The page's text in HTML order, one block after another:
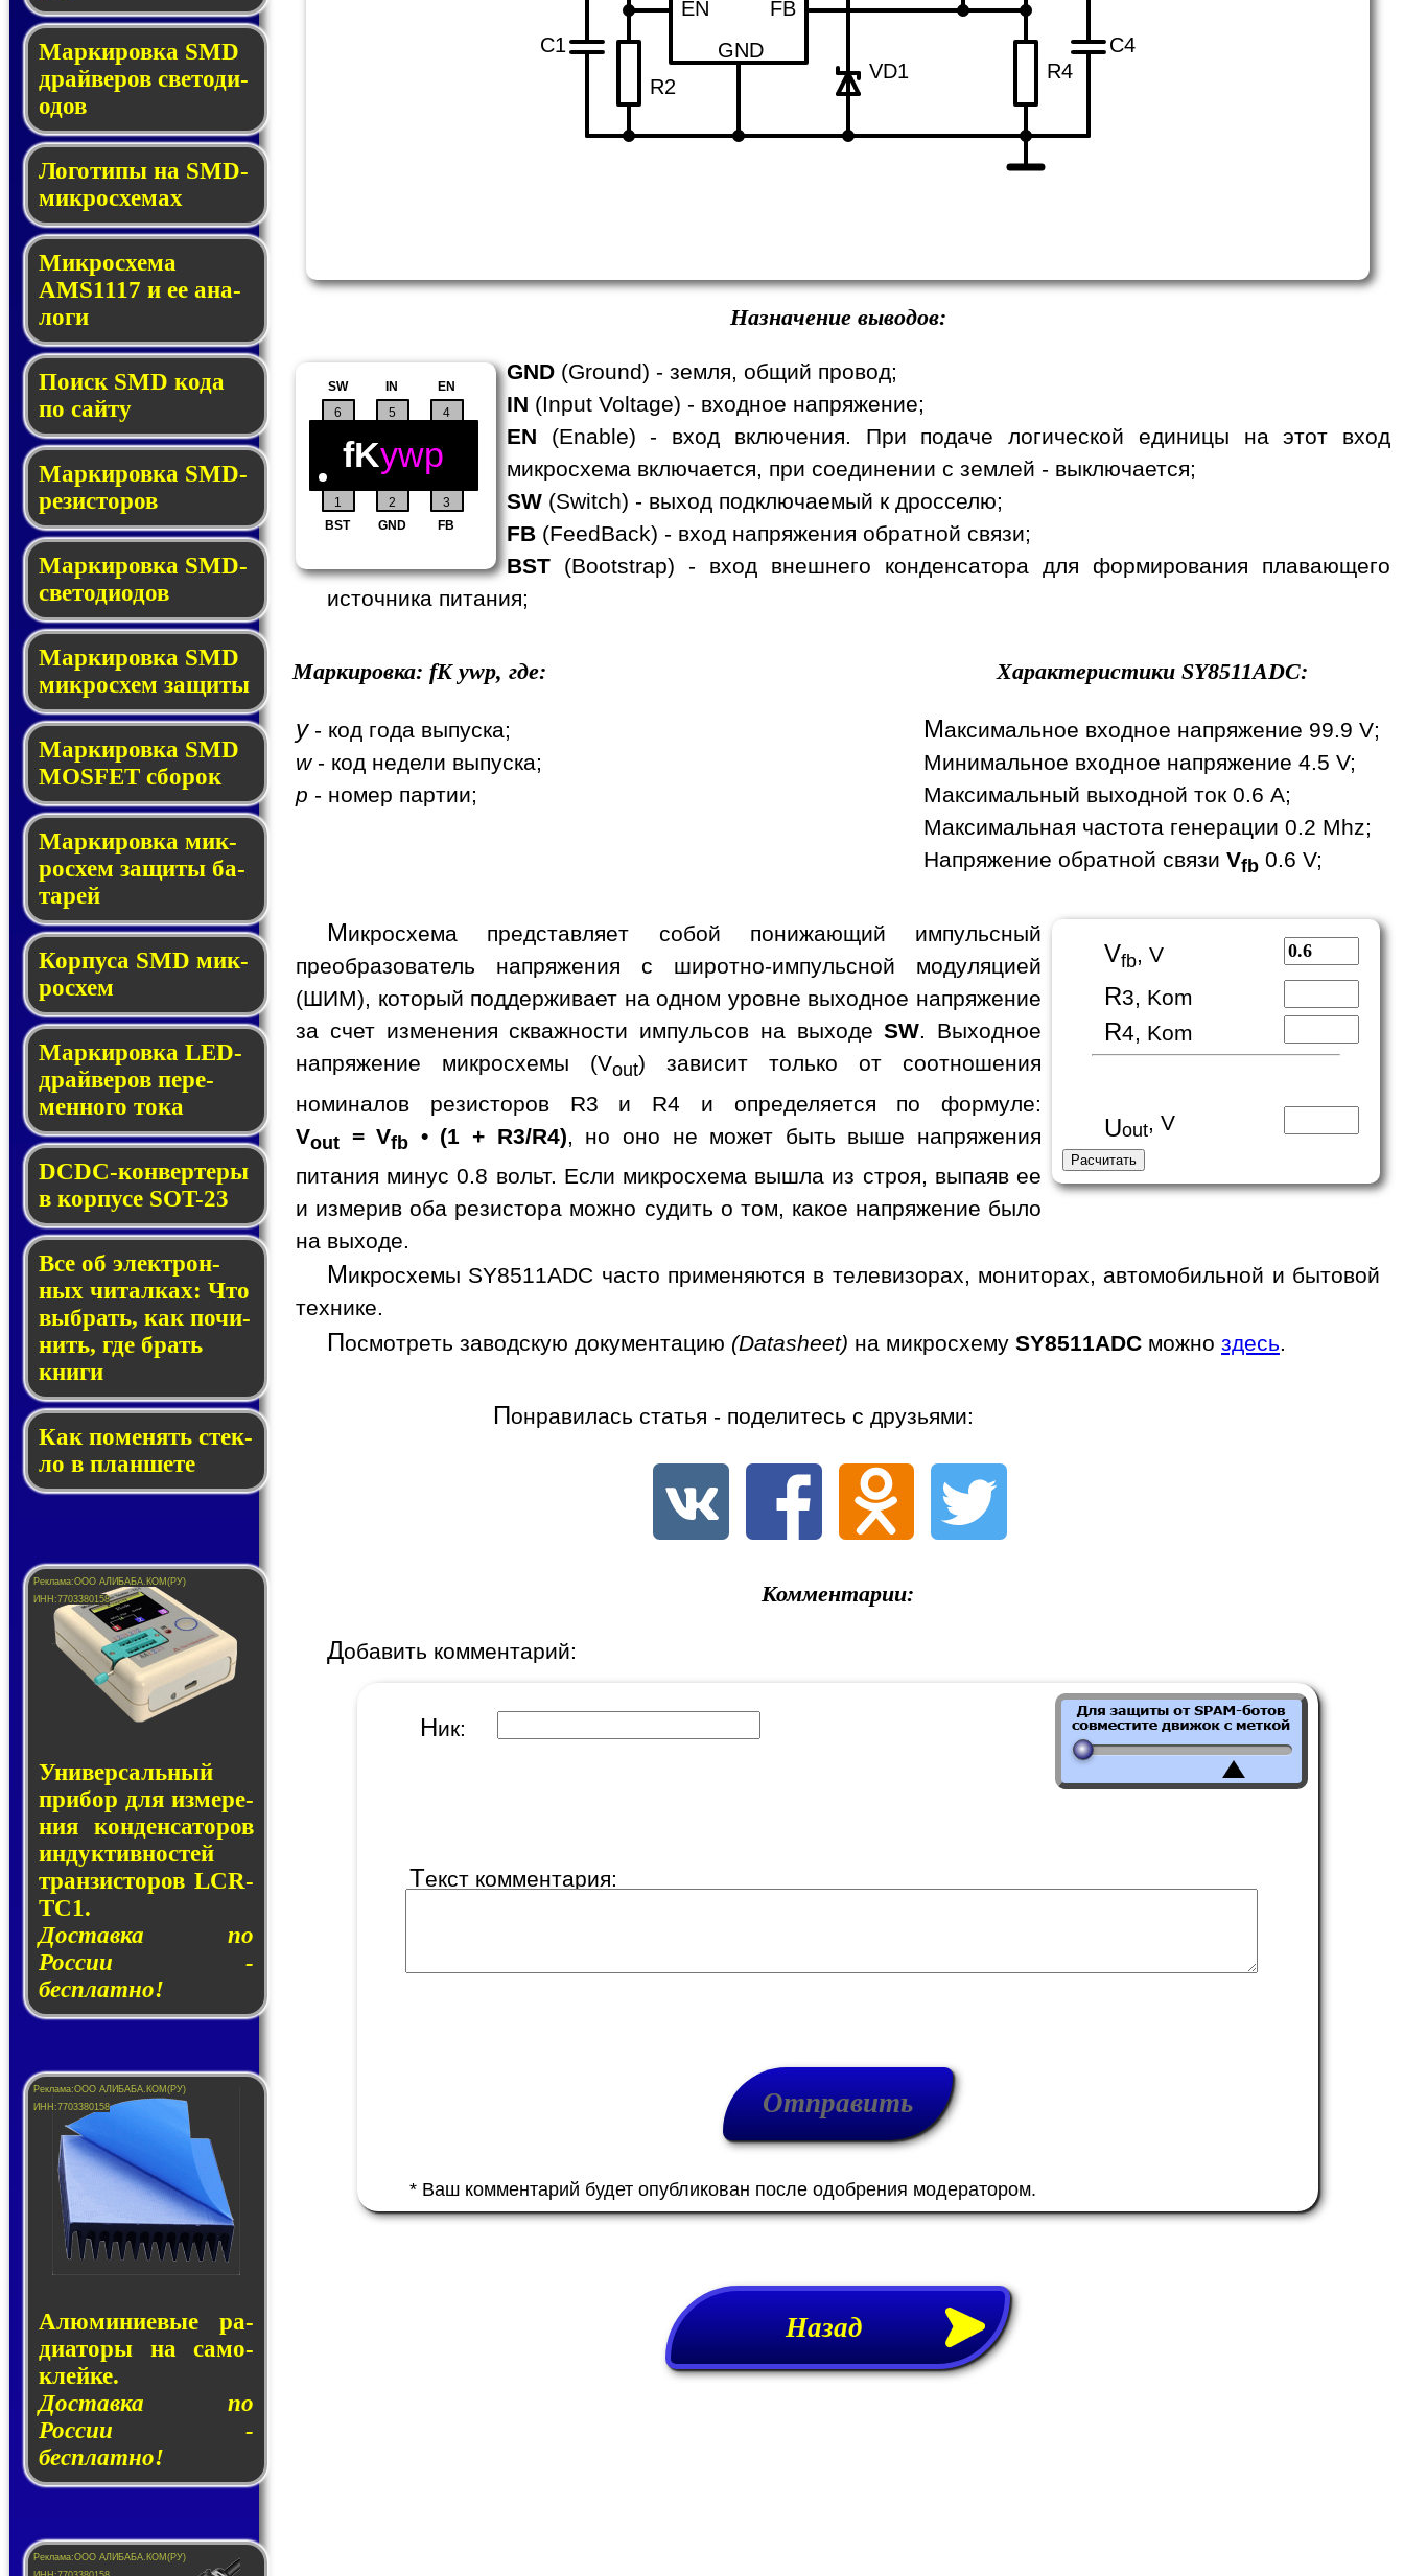
Маркировка SMD
драй­ве­ров све­то­ди­
о­дов
Логотипы на SMD-
мик­ро­схе­мах
Микросхема
AMS1117 и ее ана­
ло­ги
Поиск SMD ко­да
по сай­ту
Маркировка SMD-
ре­зис­то­ров
Маркировка SMD-
све­то­дио­дов
Мар­ки­ров­ка SMD
мик­рос­хем защиты
Мар­ки­ров­ка SMD
MOSFET сбо­рок
Мар­ки­ров­ка мик­
ро­схем за­щи­ты ба­
та­рей
Корпуса SMD мик­
ро­схем
Маркировка LED-
драй­ве­ров пе­ре­
мен­но­го то­ка
DCDC-кон­вер­те­ры
в кор­пу­се SOT-23
Все об элек­трон­
ных чи­тал­ках: Что
выб­рать, как по­чи­
нить, где брать
кни­ги
Как по­ме­нять стек­
ло в планшете
Универсальный
при­бор для из­ме­ре­
ния кон­ден­са­то­ров
ин­дук­тив­нос­тей
тран­зис­то­ров LCR-
TC1.
Доставка по
России -
бесплатно!
Алюминие­вые ра­
ди­а­то­ры на са­мо­
клей­ке.
Доставка по
России -
бесплатно!
C1 C4
R4
EN
FB
GND
R2
VD1
Назначение выводов:
1 2 3
4
BST GND FB
EN
IN
5
6
SW
fKywp
GND (Ground) - земля, общий провод;
IN (Input Voltage) - входное напряжение;
EN (Enable) - вход включения. При подаче логической единицы на этот вход
микросхема включается, при соединении с землей - выключается;
SW (Switch) - выход подключаемый к дросселю;
FB (FeedBack) - вход напряжения обратной связи;
BST (Bootstrap) - вход внешнего конденсатора для формирования плавающего
источника питания;
Маркировка: fKywp, где:
y- код года выпуска;
w- код недели выпуска;
p - номер партии;
Характеристики SY8511ADC:
Максимальное входное напряжение 99.9 V;
Минимальное входное напряжение 4.5 V;
Максимальный выходной ток 0.6 A;
Максимальная частота генерации 0.2 Mhz;
Напряжение обратной связи Vfb 0.6 V;
Vfb, V
R3, Kom
R4, Kom
Uout, V
Микросхема представляет собой понижающий импульсный
преобразователь напряжения с широтно-импульсной модуляцией
(ШИМ), который поддерживает на одном уровне выходное напряжение
за счет изменения скважности импульсов на выходеSW. Выходное
напряжение микросхемы (Vout) зависит только от соотношения
номиналов резисторов R3 и R4 и определяется по формуле:
Vout = Vfb • (1 + R3/R4) , но оно не может быть выше напряжения
питания минус 0.8 вольт. Если микросхема вышла из строя, выпаяв ее
и измерив оба резистора можно судить о том, какое напряжение было
на выходе.
Микросхемы SY8511ADC часто применяются в телевизорах, мониторах, автомобильной и бытовой
технике.
Посмотреть заводскую документацию (Datasheet) на микросхему SY8511ADC можно здесь.
Понравилась статья - поделитесь с друзьями:
Комментарии:
Добавить комментарий:
Ник:
Текст комментария:
* Ваш комментарий будет опубликован после одобрения модератором.
Назад